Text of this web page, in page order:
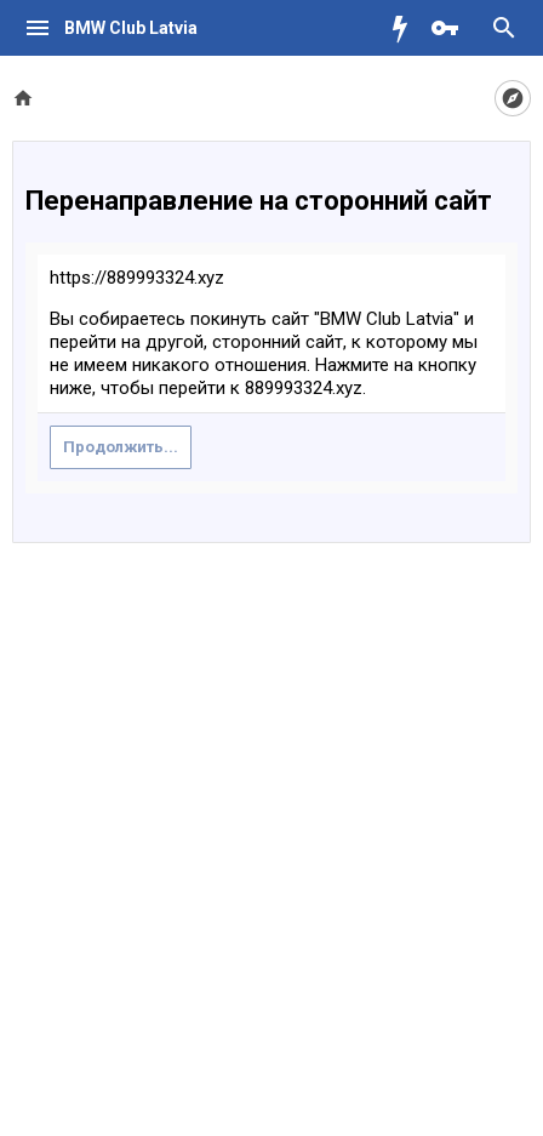
BMW Club Latvia
Перенаправление на сторонний сайт
https://889993324.xyz
Вы собираетесь покинуть сайт "BMW Club Latvia" и
перейти на другой, сторонний сайт, к которому мы
не имеем никакого отношения. Нажмите на кнопку
ниже, чтобы перейти к 889993324.xyz.
Продолжить...